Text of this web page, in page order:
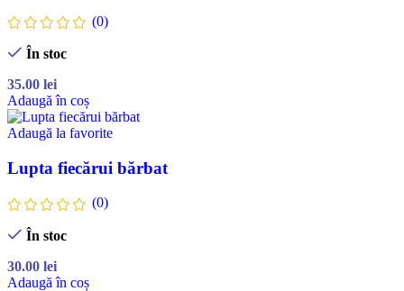
(0)
În stoc
35.00 lei
Adaugă în coș
Adaugă la favorite
Lupta fiecărui bărbat
(0)
În stoc
30.00 lei
Adaugă în coș